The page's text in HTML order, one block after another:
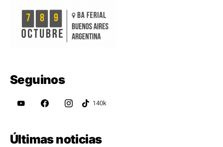
Seguinos
Últimas noticias